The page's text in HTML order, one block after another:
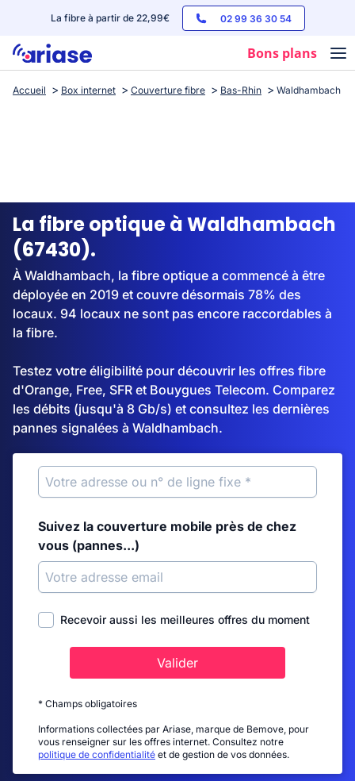
La fibre à partir de 22,99€ 02 99 36 30 54
Bons plans
Box internet
Streaming
Accueil Box internet Couverture fibre Bas-Rhin Waldhambach
La fibre optique à Waldhambach
(67430).
À Waldhambach, la fibre optique a commencé à être
déployée en 2019 et couvre désormais 78% des
locaux. 94 locaux ne sont pas encore raccordables à
la fibre.
Testez votre éligibilité pour découvrir les offres fibre
d'Orange, Free, SFR et Bouygues Telecom. Comparez
les débits (jusqu'à 8 Gb/s) et consultez les dernières
pannes signalées à Waldhambach.
Suivez la couverture mobile près de chez
vous (pannes...)
Recevoir aussi les meilleures offres du moment
Valider
* Champs obligatoires
Informations collectées par Ariase, marque de Bemove, pour
vous renseigner sur les offres internet. Consultez notre
politique de confidentialité et de gestion de vos données.